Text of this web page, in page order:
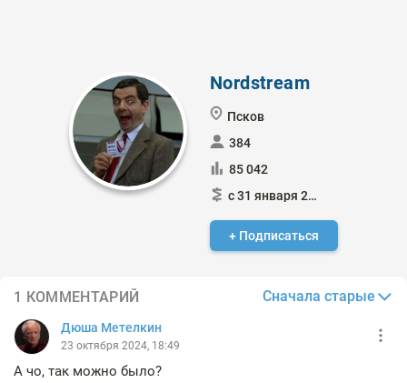
Nordstream
Псков
384
85 042
с 31 января 2015
+ Подписаться
1 КОММЕНТАРИЙ Сначала старые
Дюша Метелкин
23 октября 2024, 18:49
А чо, так можно было?